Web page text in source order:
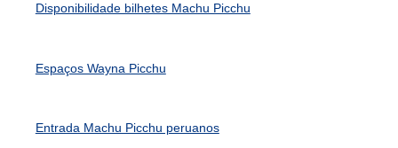
Disponibilidade bilhetes Machu Picchu
Espaços Wayna Picchu
Entrada Machu Picchu peruanos